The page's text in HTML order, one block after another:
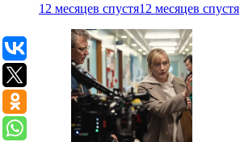
12 месяцев спустя12 месяцев спустя